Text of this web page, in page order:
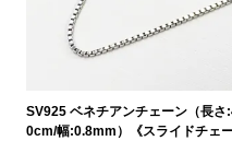
SV925 ベネチアンチェーン（長さ
0cm/幅:0.8mm）《スライドチェ